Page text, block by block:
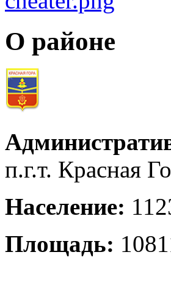
О районе
п.г.т. Красная
Население:
Площадь: